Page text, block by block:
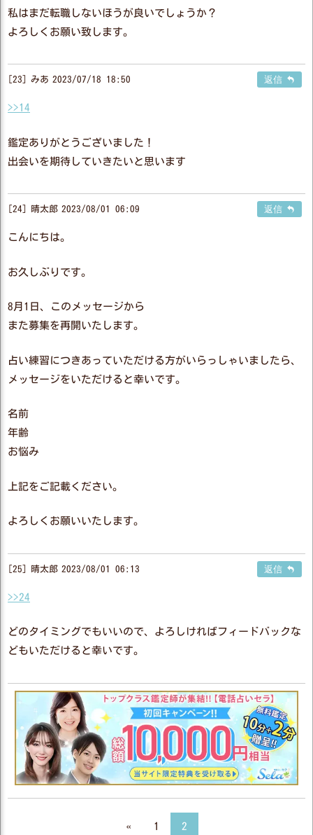
私はまだ転職しないほうが良いでしょうか？
よろしくお願い致します。
23 みあ 2023/07/18 18:50 返信
>>14
鑑定ありがとうございました！
出会いを期待していきたいと思います
24 晴太郎 2023/08/01 06:09 返信
こんにちは。
お久しぶりです。
8月1日、このメッセージから
また募集を再開いたします。
占い練習につきあっていただける方がいらっしゃいましたら、
メッセージをいただけると幸いです。
名前
年齢
お悩み
上記をご記載ください。
よろしくお願いいたします。
25 晴太郎 2023/08/01 06:13 返信
>>24
どのタイミングでもいいので、よろしければフィードバックな
どもいただけると幸いです。
« 1 2